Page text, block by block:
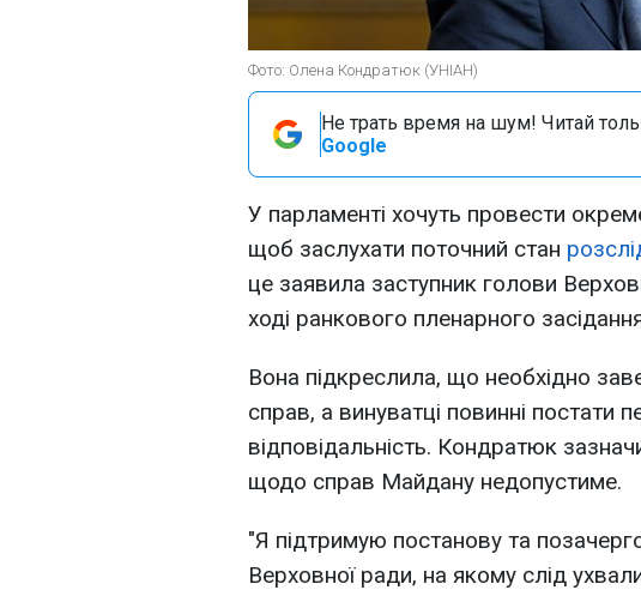
Фото: Олена Кондратюк (УНІАН)
Не трать время на шум! Читай
Google
У парламенті хочуть провести
щоб заслухати поточний стан
це заявила заступник голови
ході ранкового пленарного
Вона підкреслила, що необхідно
справ, а винуватці повинні постати
відповідальність. Кондратюк
щодо справ Майдану недопустиме.
"Я підтримую постанову та
Верховної ради, на якому слід